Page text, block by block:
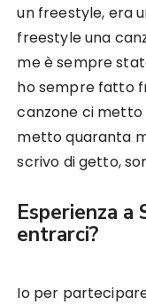
un freestyle, era
freestyle una
me è sempre
ho sempre fatto
canzone ci metto
metto quaranta
scrivo di getto,
Esperienza a
entrarci?
Io per